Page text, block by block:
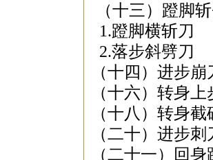
（十三）蹬脚
1.蹬脚横斩刀
2.落步斜劈刀
（十四）进步
（十六）转身
（十八）转身截
（二十）进步刺
（二十一）回